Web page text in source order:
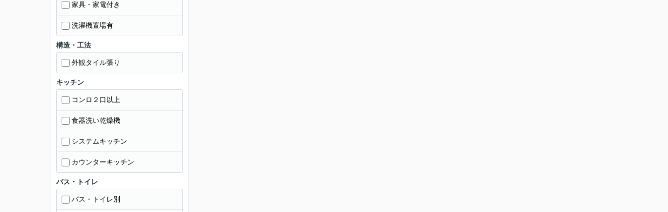
家具・家電付き
洗濯機置場有
構造・工法
外観タイル張り
キッチン
コンロ２口以上
食器洗い乾燥機
システムキッチン
カウンターキッチン
バス・トイレ
バス・トイレ別